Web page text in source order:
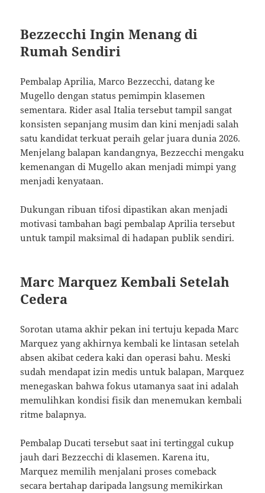
Bezzecchi Ingin Menang di
Rumah Sendiri
Pembalap Aprilia, Marco Bezzecchi, datang ke
Mugello dengan status pemimpin klasemen
sementara. Rider asal Italia tersebut tampil sangat
konsisten sepanjang musim dan kini menjadi salah
satu kandidat terkuat peraih gelar juara dunia 2026.
Menjelang balapan kandangnya, Bezzecchi mengaku
kemenangan di Mugello akan menjadi mimpi yang
menjadi kenyataan.
Dukungan ribuan tifosi dipastikan akan menjadi
motivasi tambahan bagi pembalap Aprilia tersebut
untuk tampil maksimal di hadapan publik sendiri.
Marc Marquez Kembali Setelah
Cedera
Sorotan utama akhir pekan ini tertuju kepada Marc
Marquez yang akhirnya kembali ke lintasan setelah
absen akibat cedera kaki dan operasi bahu. Meski
sudah mendapat izin medis untuk balapan, Marquez
menegaskan bahwa fokus utamanya saat ini adalah
memulihkan kondisi fisik dan menemukan kembali
ritme balapnya.
Pembalap Ducati tersebut saat ini tertinggal cukup
jauh dari Bezzecchi di klasemen. Karena itu,
Marquez memilih menjalani proses comeback
secara bertahap daripada langsung memikirkan